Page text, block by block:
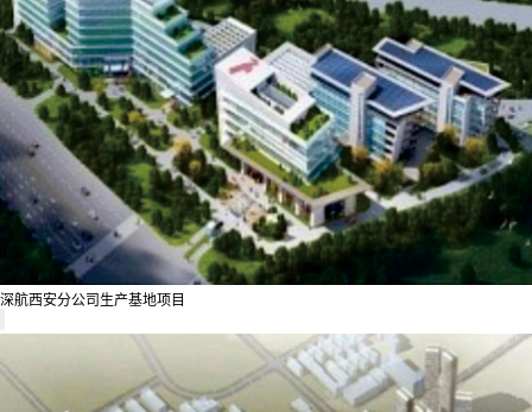
深航西安分公司生产基地项目